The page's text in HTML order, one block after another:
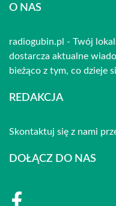
O NAS
radiogubin.pl - Twój
dostarcza aktualne
bieżąco z tym, co dzieje
REDAKCJA
Skontaktuj się z nami
DOŁĄCZ DO NAS